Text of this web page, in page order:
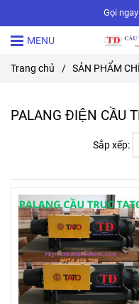
Gọi ngay
MENU
Trang chủ / SẢN PHẨM
PALANG ĐIỆN CẦU
Sắp xếp: